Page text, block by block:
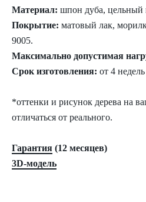
Материал: шпон дуба, цельный
Покрытие: матовый лак,
9005.
Максимально допустимая
Срок изготовления: от 4
*оттенки и рисунок дерева на
отличаться от реального.
Гарантия (12 месяцев)
3D-модель